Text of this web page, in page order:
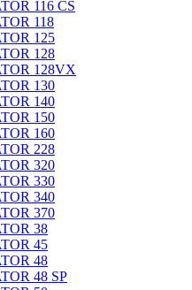
116 CS
118
125
128
128VX
130
140
150
160
228
320
330
340
370
38
45
48
48 SP